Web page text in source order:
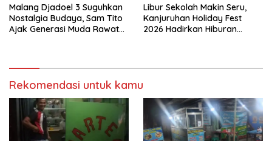
Malang Djadoel 3 Suguhkan
Nostalgia Budaya, Sam Tito
Ajak Generasi Muda Rawat
Libur Sekolah Makin Seru,
Kanjuruhan Holiday Fest
2026 Hadirkan Hiburan
Rekomendasi untuk kamu